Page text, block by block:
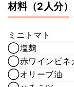
材料（2人分）
ミニトマト
◯塩麹
◯赤ワインビネ
◯オリーブ油